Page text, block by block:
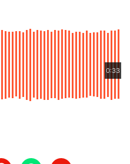
0:33